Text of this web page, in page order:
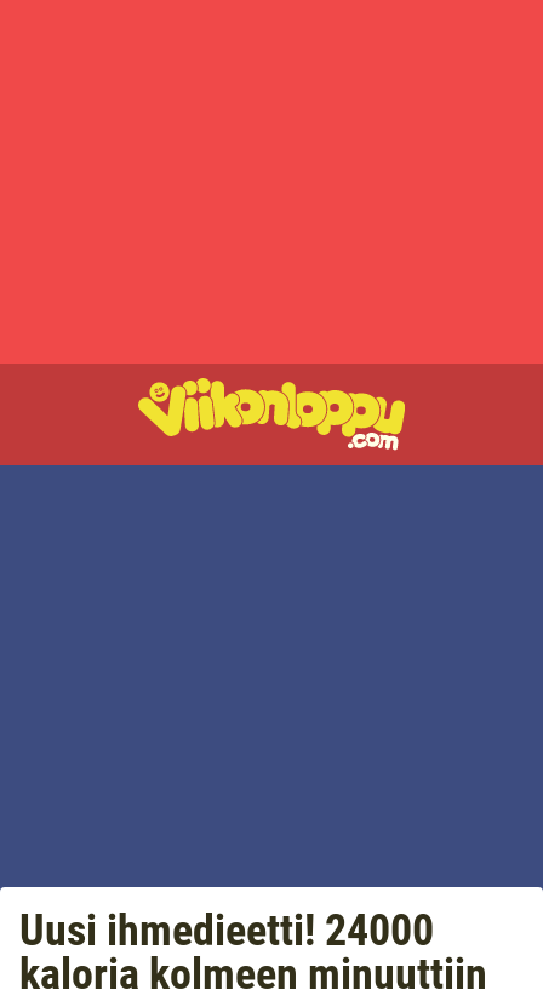
Uusi ihmedieetti! 24000
kaloria kolmeen minuuttiin